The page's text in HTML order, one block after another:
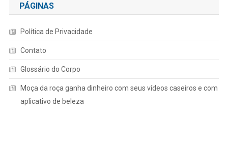
PÁGINAS
Política de Privacidade
Contato
Glossário do Corpo
Moça da roça ganha dinheiro com seus vídeos caseiros e com
aplicativo de beleza